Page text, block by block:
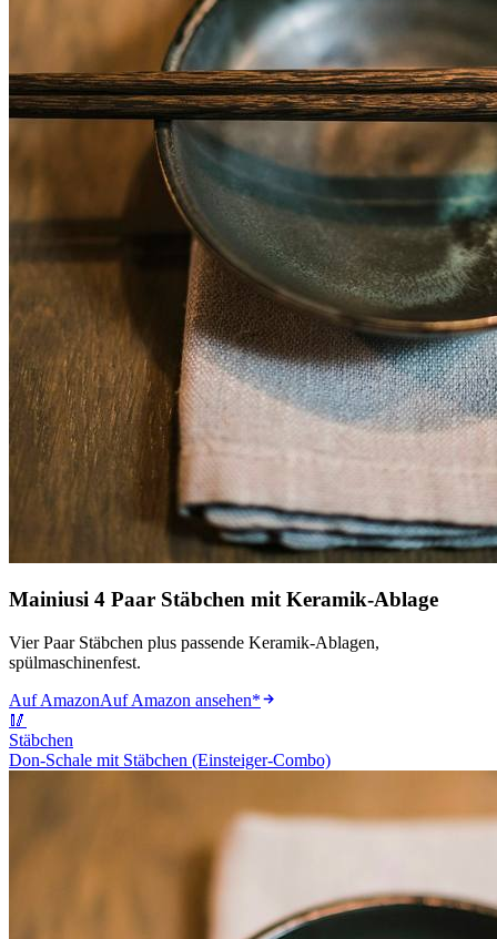
Mainiusi 4 Paar Stäbchen mit Keramik-Ablage
Vier Paar Stäbchen plus passende Keramik-Ablagen,
spülmaschinenfest.
Auf AmazonAuf Amazon ansehen*
🥢
Stäbchen
Don-Schale mit Stäbchen (Einsteiger-Combo)